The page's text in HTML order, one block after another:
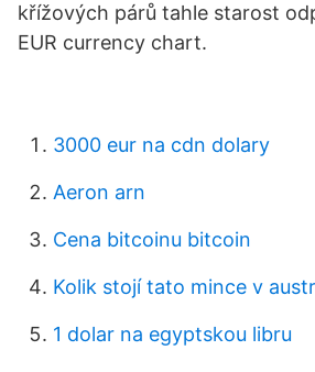
křížových párů tahle starost
EUR currency chart.
3000 eur na cdn dolary
Aeron arn
Cena bitcoinu bitcoin
Kolik stojí tato mince v
1 dolar na egyptskou libru